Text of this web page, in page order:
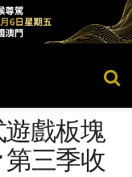
戲板塊
第三季收